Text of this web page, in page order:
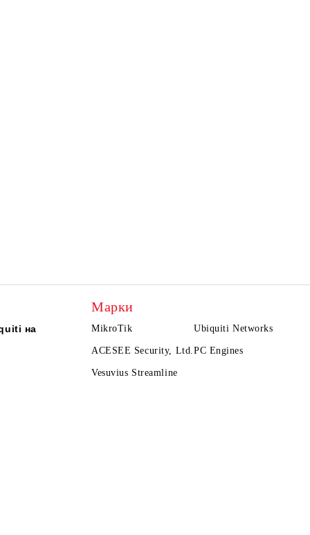
на
Марки
MikroTik Ubiquiti Networks
ACESEE Security, Ltd.PC Engines
Vesuvius Streamline